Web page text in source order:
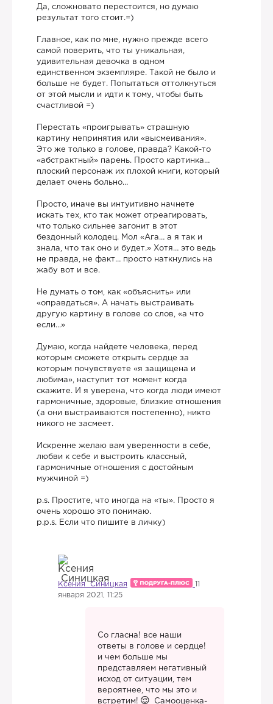
Да, сложновато перестоится, но думаю
результат того стоит.=)
Главное, как по мне, нужно прежде всего
самой поверить, что ты уникальная,
удивительная девочка в одном
единственном экземпляре. Такой не было и
больше не будет. Попытаться оттолкнуться
от этой мысли и идти к тому, чтобы быть
счастливой =)
Перестать «проигрывать» страшную
картину непринятия или «высмеивания».
Это же только в голове, правда? Какой-то
«абстрактный» парень. Просто картинка…
плоский персонаж их плохой книги, который
делает очень больно…
Просто, иначе вы интуитивно начнете
искать тех, кто так может отреагировать,
что только сильнее загонит в этот
бездонный колодец. Мол «Ага… а я так и
знала, что так оно и будет.» Хотя… это ведь
не правда, не факт… просто наткнулись на
жабу вот и все.
Не думать о том, как «объяснить» или
«оправдаться». А начать выстраивать
другую картину в голове со слов, «а что
если...»
Думаю, когда найдете человека, перед
которым сможете открыть сердце за
которым почувствуете «я защищена и
любима», наступит тот момент когда
скажите. И я уверена, что когда люди имеют
гармоничные, здоровые, близкие отношения
(а они выстраиваются постепенно), никто
никого не засмеет.
Искренне желаю вам уверенности в себе,
любви к себе и выстроить классный,
гармоничные отношения с достойным
мужчиной =)
p.s. Простите, что иногда на «ты». Просто я
очень хорошо это понимаю.
p.p.s. Если что пишите в личку)
Ксения Синицкая
11
января 2021, 11:25
Со гласна! все наши
ответы в голове и сердце!
и чем больше мы
представляем негативный
исход от ситуации, тем
вероятнее, что мы это и
встретим!
Самооценка-